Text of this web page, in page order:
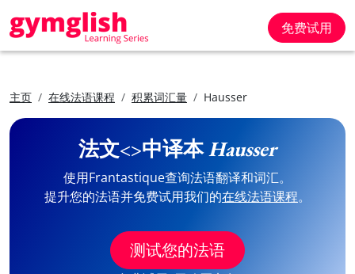
免费试用
主页 在线法语课程 积累词汇量 Hausser
法文<>中译本Hausser
使用Frantastique查询法语翻译和词汇。
提升您的法语并免费试用我们的在线法语课程。
测试您的法语